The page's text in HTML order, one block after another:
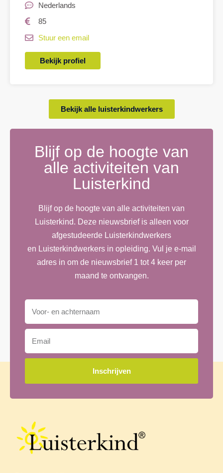
Nederlands
85
Stuur een email
Bekijk profiel
Bekijk alle luisterkindwerkers
Blijf op de hoogte van
alle activiteiten van
Luisterkind
Blijf op de hoogte van alle activiteiten van
Luisterkind. Deze nieuwsbrief is alleen voor
afgestudeerde Luisterkindwerkers
en Luisterkindwerkers in opleiding. Vul je e-mail
adres in om de nieuwsbrief 1 tot 4 keer per
maand te ontvangen.
Inschrijven